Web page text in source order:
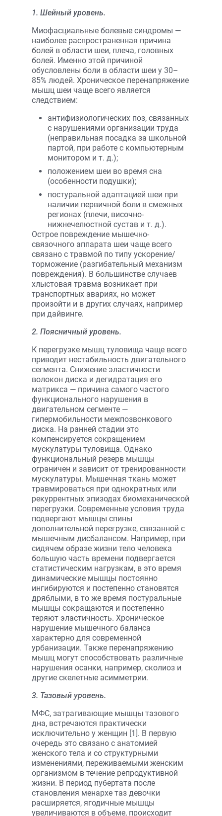
1. Шейный уровень.
Миофасциальные болевые синдромы —
наиболее распространенная причина
болей в области шеи, плеча, головных
болей. Именно этой причиной
обусловлены боли в области шеи у 30–
85% людей. Хроническое перенапряжение
мышц шеи чаще всего является
следствием:
антифизиологических поз, связанных
с нарушениями организации труда
(неправильная посадка за школьной
партой, при работе с компьютерным
монитором и т. д.);
положением шеи во время сна
(особенности подушки);
постуральной адаптацией шеи при
наличии первичной боли в смежных
регионах (плечи, височно-
нижнечелюстной сустав и т. д.).
Острое повреждение мышечно-
связочного аппарата шеи чаще всего
связано с травмой по типу ускорение/
торможение (разгибательный механизм
повреждения). В большинстве случаев
хлыстовая травма возникает при
транспортных авариях, но может
произойти и в других случаях, например
при дайвинге.
2. Поясничный уровень.
К перегрузке мышц туловища чаще всего
приводит нестабильность двигательного
сегмента. Снижение эластичности
волокон диска и дегидратация его
матрикса — причина самого частого
функционального нарушения в
двигательном сегменте —
гипермобильности межпозвонкового
диска. На ранней стадии это
компенсируется сокращением
мускулатуры туловища. Однако
функциональный резерв мышцы
ограничен и зависит от тренированности
мускулатуры. Мышечная ткань может
травмироваться при однократных или
рекуррентных эпизодах биомеханической
перегрузки. Современные условия труда
подвергают мышцы спины
дополнительной перегрузке, связанной с
мышечным дисбалансом. Например, при
сидячем образе жизни тело человека
большую часть времени подвергается
статистическим нагрузкам, в это время
динамические мышцы постоянно
ингибируются и постепенно становятся
дряблыми, в то же время постуральные
мышцы сокращаются и постепенно
теряют эластичность. Хроническое
нарушение мышечного баланса
характерно для современной
урбанизации. Также перенапряжению
мышц могут способствовать различные
нарушения осанки, например, сколиоз и
другие скелетные асимметрии.
3. Тазовый уровень.
МФС, затрагивающие мышцы тазового
дна, встречаются практически
исключительно у женщин [1]. В первую
очередь это связано с анатомией
женского тела и со структурными
изменениями, переживаемыми женским
организмом в течение репродуктивной
жизни. В период пубертата после
становления менархе таз девочки
расширяется, ягодичные мышцы
увеличиваются в объеме, происходит